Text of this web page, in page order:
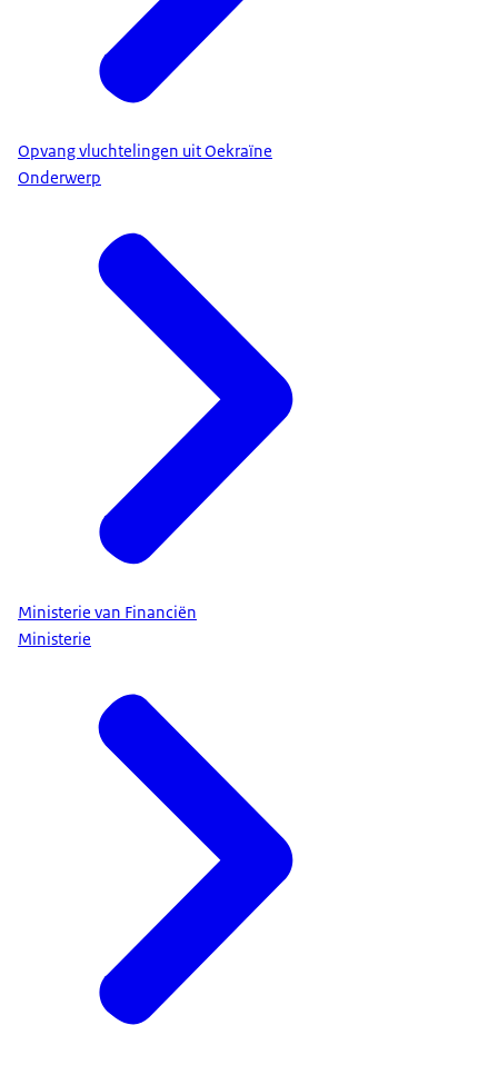
Opvang vluchtelingen uit Oekraïne
Onderwerp
Ministerie van Financiën
Ministerie